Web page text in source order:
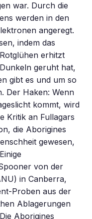
war. Durch die
werden in den
angeregt.
indem das
erhitzt
geruht hat,
gibt es und um so
Der Haken: Wenn
kommt, wird
Kritik an Fullagars
die Aborigines
gewesen,
von der
in Canberra,
Proben aus der
Ablagerungen
Aborigines